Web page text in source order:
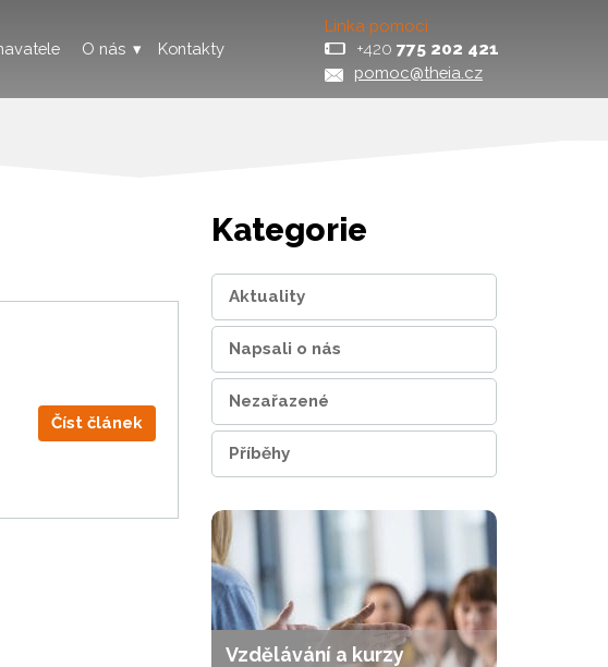
O nás Kontakty
Linka pomoci
+420 775 202 421
pomoc@theia.cz
Číst článek
Kategorie
Aktuality
Napsali o nás
Nezařazené
Příběhy
Vzdělávání a kurzy